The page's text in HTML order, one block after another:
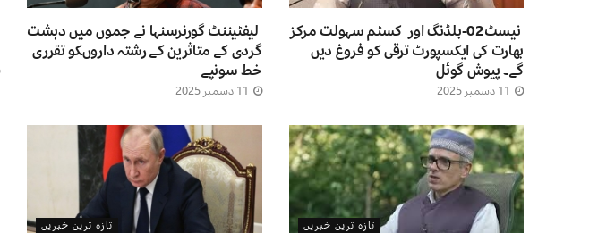
نیسٹ02-بلڈنگ اور کسٹم سہولت مرکز
بھارت کی ایکسپورٹ ترقی کو فروغ دیں
گے۔ پیوش گوئل
لیفٹیننٹ گورنرسنہا نے جموں میں دہشت
گردی کے متاثرین کے رشتہ داروںکو تقرری
خط سونپے
تازہ ترین خبریں تازہ ترین خبریں